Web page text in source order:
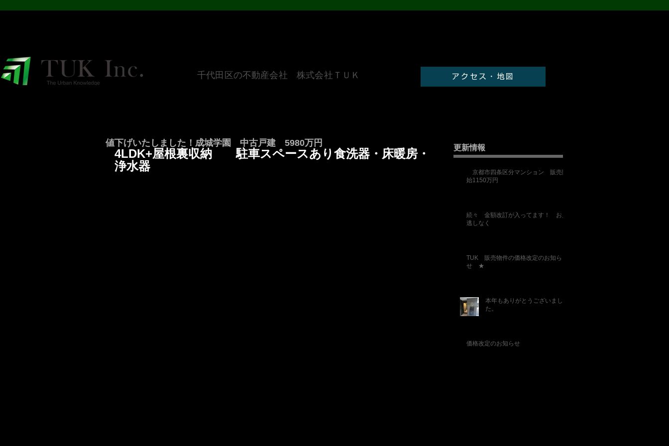
​千代田区の不動産会社 株式会社ＴＵＫ アクセス・地図
値下げいたしました！成城学園 中古戸建 5980万円
4LDK+屋根裏収納　　駐車スペースあり食洗器・床暖房・
浄水器
更新情報
京都市四条区分マンション 販売開
始1150万円
続々 金額改訂が入ってます！ お見
逃しなく
TUK 販売物件の価格改定のお知ら
せ ★
本年もありがとうございまし
た。
価格改定のお知らせ